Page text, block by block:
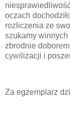
oczach
rozliczenia ze
szukamy winnych
zbrodnie
cywilizacji i
Za egzemplarz